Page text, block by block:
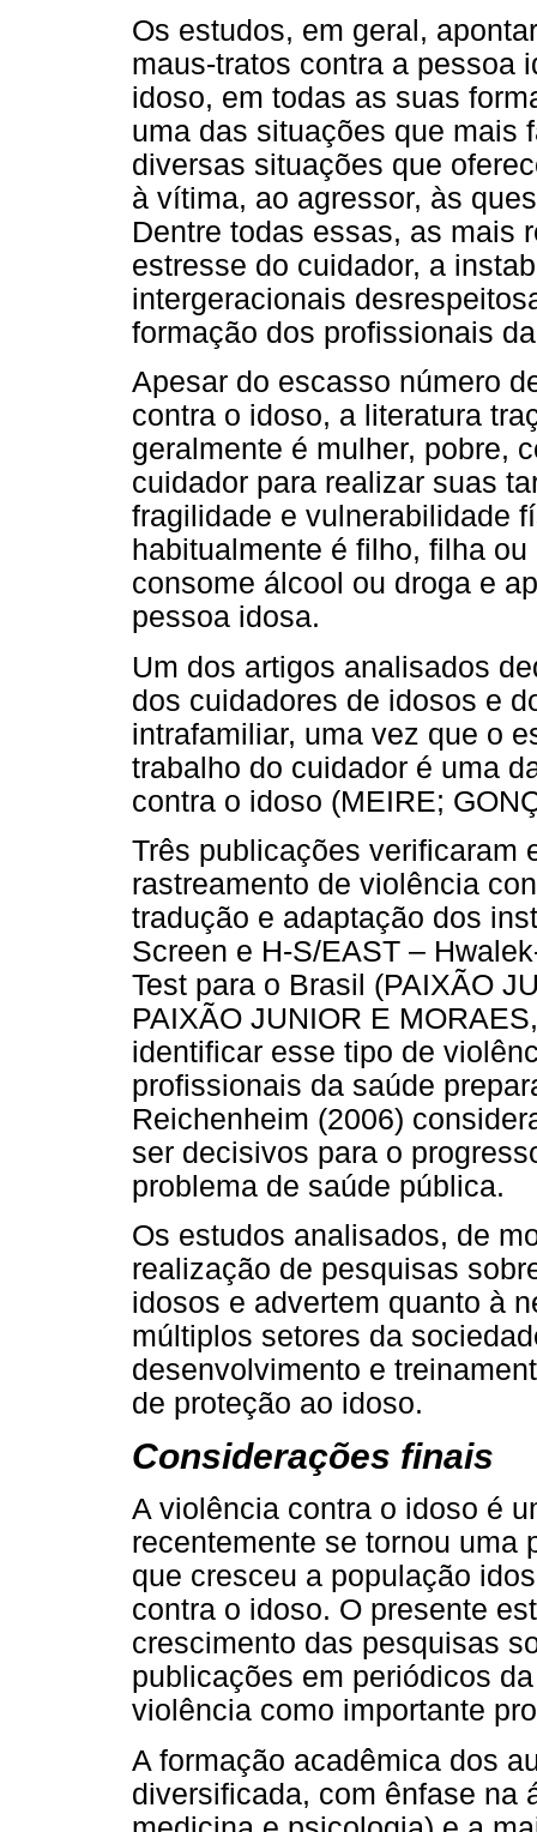
Os estudos, em geral,
maus-tratos contra a pessoa
idoso, em todas as suas
uma das situações que mais
diversas situações que
à vítima, ao agressor, às
Dentre todas essas, as mais
estresse do cuidador, a
intergeracionais
formação dos profissionais
Apesar do escasso número
contra o idoso, a literatura
geralmente é mulher, pobre,
cuidador para realizar suas
fragilidade e vulnerabilidade
habitualmente é filho, filha
consome álcool ou droga e
pessoa idosa.
Um dos artigos analisados
dos cuidadores de idosos e
intrafamiliar, uma vez que o
trabalho do cuidador é uma
contra o idoso (MEIRE;
Três publicações verificaram
rastreamento de violência
tradução e adaptação dos
Screen e H-S/EAST –
Test para o Brasil (PAIXÃO
PAIXÃO JUNIOR E
identificar esse tipo de
profissionais da saúde
Reichenheim (2006)
ser decisivos para o
problema de saúde pública.
Os estudos analisados, de
realização de pesquisas
idosos e advertem quanto à
múltiplos setores da
desenvolvimento e
de proteção ao idoso.
Considerações finais
A violência contra o idoso é
recentemente se tornou uma
que cresceu a população
contra o idoso. O presente
crescimento das pesquisas
publicações em periódicos
violência como importante
A formação acadêmica dos
diversificada, com ênfase na